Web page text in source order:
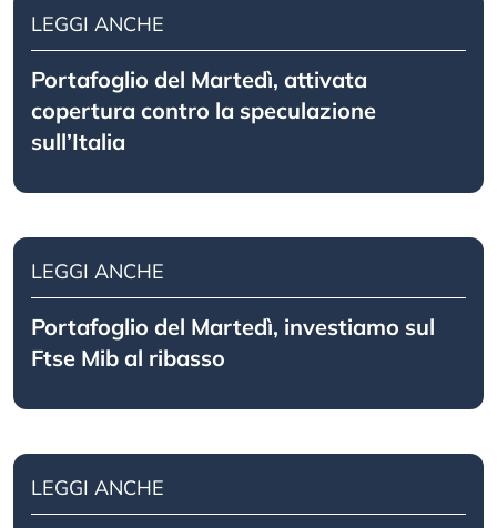
LEGGI ANCHE
Portafoglio del Martedì, attivata
copertura contro la speculazione
sull’Italia
LEGGI ANCHE
Portafoglio del Martedì, investiamo sul
Ftse Mib al ribasso
LEGGI ANCHE